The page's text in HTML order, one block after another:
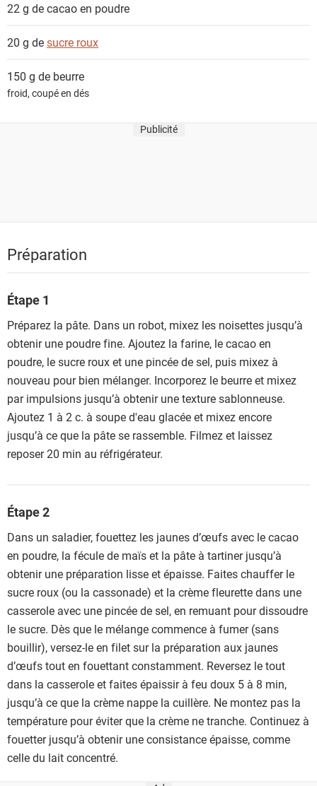
22 g decacao en poudre
20 g desucre roux
150 g de beurre
froid, coupé en dés
Publicité
Préparation
Étape 1
Préparez la pâte. Dans un robot, mixez les noisettes jusqu’à
obtenir une poudre fine. Ajoutez la farine, le cacao en
poudre, le sucre roux et une pincée de sel, puis mixez à
nouveau pour bien mélanger. Incorporez le beurre et mixez
par impulsions jusqu’à obtenir une texture sablonneuse.
Ajoutez 1 à 2 c. à soupe d'eau glacée et mixez encore
jusqu’à ce que la pâte se rassemble. Filmez et laissez
reposer 20 min au réfrigérateur.
Étape 2
Dans un saladier, fouettez les jaunes d’œufs avec le cacao
en poudre, la fécule de maïs et la pâte à tartiner jusqu’à
obtenir une préparation lisse et épaisse. Faites chauffer le
sucre roux (ou la cassonade) et la crème fleurette dans une
casserole avec une pincée de sel, en remuant pour dissoudre
le sucre. Dès que le mélange commence à fumer (sans
bouillir), versez-le en filet sur la préparation aux jaunes
d’œufs tout en fouettant constamment. Reversez le tout
dans la casserole et faites épaissir à feu doux 5 à 8 min,
jusqu’à ce que la crème nappe la cuillère. Ne montez pas la
température pour éviter que la crème ne tranche. Continuez à
fouetter jusqu’à obtenir une consistance épaisse, comme
celle du lait concentré.